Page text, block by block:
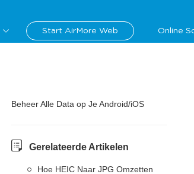
Start AirMore Web Online
Beheer Alle Data op Je Android/iOS
Gerelateerde Artikelen
Hoe HEIC Naar JPG Omzetten